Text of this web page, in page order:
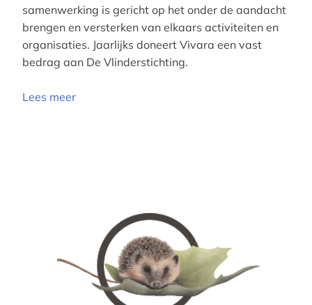
samenwerking is gericht op het onder de aandacht
brengen en versterken van elkaars activiteiten en
organisaties. Jaarlijks doneert Vivara een vast
bedrag aan De Vlinderstichting.
Lees meer